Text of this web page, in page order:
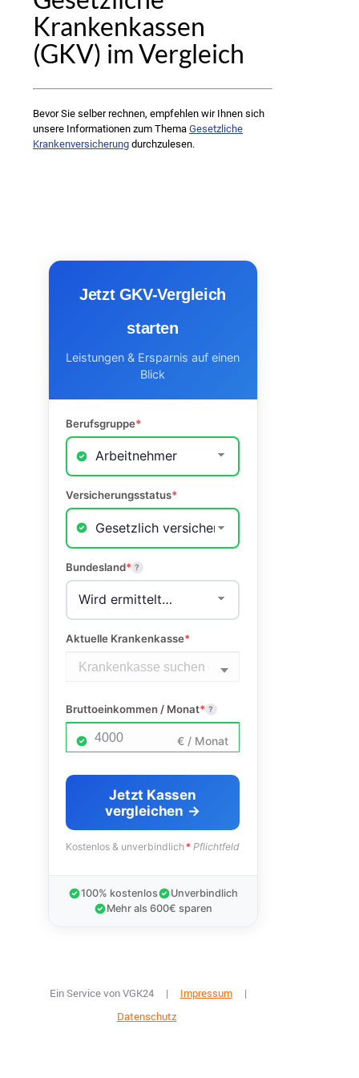
Krankenkassen
(GKV) im Vergleich
Bevor Sie selber rechnen, empfehlen wir Ihnen sich
unsere Informationen zum Thema Gesetzliche
Krankenversicherung durchzulesen.